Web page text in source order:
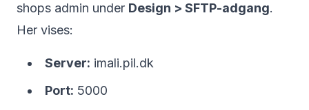
shops admin under Design > SFTP-adgang.
Her vises:
Server: imali.pil.dk
Port: 5000